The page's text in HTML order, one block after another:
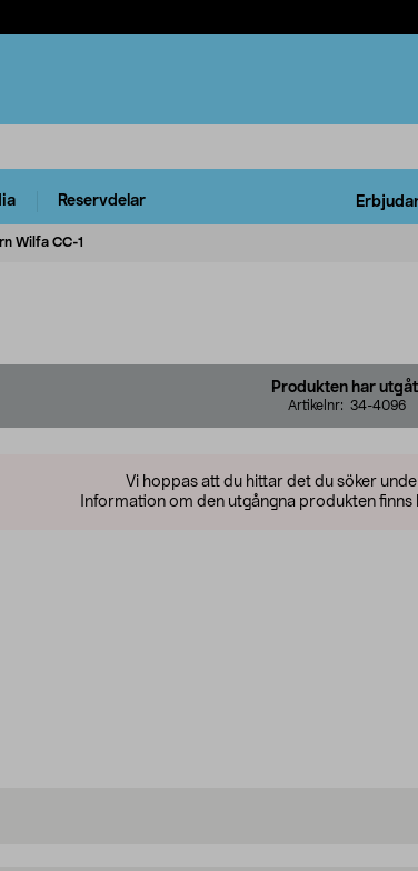
Reservdelar
Wilfa CC-1
Produkten har
Artikelnr: 34-4096
Vi hoppas att du hittar det du söker
Information om den utgångna produkten finns